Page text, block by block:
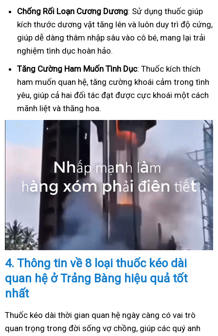
Chống Rối Loạn Cương Dương: Sử dụng thuốc giúp
kích thước dương vật tăng lên và luôn duy trì độ cứng,
giúp dễ dàng thâm nhập sâu vào cô bé, mang lại trải
nghiệm tình dục hoàn hảo.
Tăng Cường Ham Muốn Tình Dục: Thuốc kích thích
ham muốn quan hệ, tăng cường khoái cảm trong tình
yêu, giúp cả hai đối tác đạt được cực khoái một cách
mãnh liệt và thăng hoa.
4. Thông tin về 8 loại thuốc kéo dài
quan hệ ở Trảng Bàng hiệu quả tốt
nhất
Thuốc kéo dài thời gian quan hệ ngày càng có vai trò
quan trọng trong đời sống vợ chồng, giúp các quý anh